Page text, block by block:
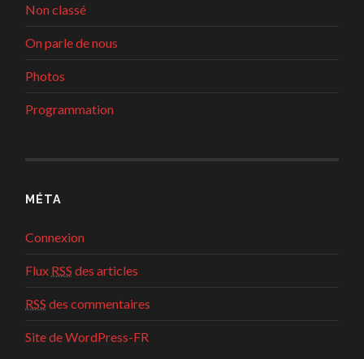
Non classé
On parle de nous
Photos
Programmation
MÉTA
Connexion
Flux RSS des articles
RSS des commentaires
Site de WordPress-FR